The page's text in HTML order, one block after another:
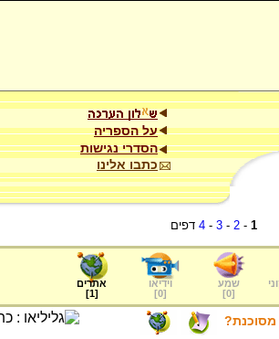
על הספריה
הסדרי נגישות
כתבו אלינו
1
-
2
-
3
-
4 דפים
שמע
[
0
]
וידיאו
[
0
]
אתרים
[
1
]
מסוכנת?